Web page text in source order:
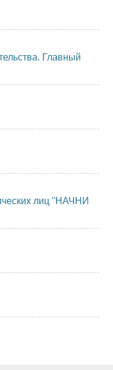
Главный
лиц "НАЧНИ